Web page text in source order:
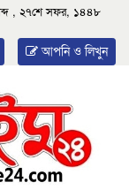
, ২৭শে সফর, ১৪৪৮
আপনি ও লিখুন